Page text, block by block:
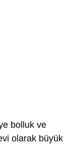
bolluk ve
olarak büyük